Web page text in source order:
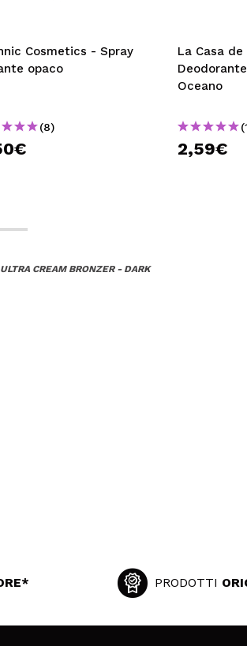
Cosmetics - Spray
opaco
(8)
La Casa
Oceano
2,59€
CREAM BRONZER - DARK
PRODOTTI